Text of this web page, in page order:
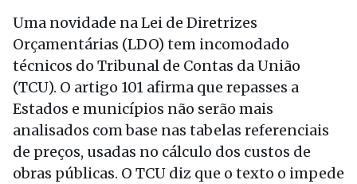
Uma novidade na Lei de Diretrizes
Orçamentárias (LDO) tem incomodado
técnicos do Tribunal de Contas da União
(TCU). O artigo 101 afirma que repasses a
Estados e municípios não serão mais
analisados com base nas tabelas referenciais
de preços, usadas no cálculo dos custos de
obras públicas. O TCU diz que o texto o impede